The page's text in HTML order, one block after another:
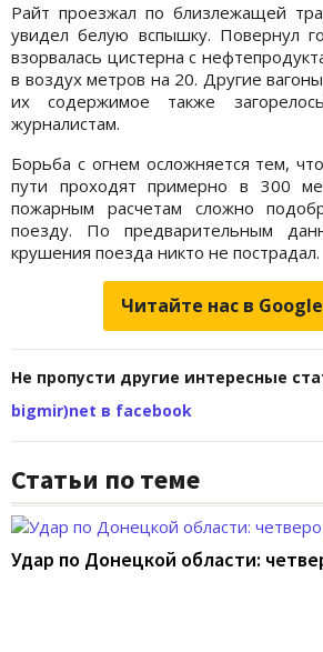
Райт проезжал по близлежащей
увидел белую вспышку. Повернул
взорвалась цистерна с
в воздух метров на 20. Другие
их содержимое также
журналистам.
Борьба с огнем осложняется тем,
пути проходят примерно в 300
пожарным расчетам сложно
поезду. По предварительным
крушения поезда никто не пострадал.
Читайте нас в
Не пропусти другие интересные
bigmir)net в facebook
Статьи по теме
Удар по Донецкой области: